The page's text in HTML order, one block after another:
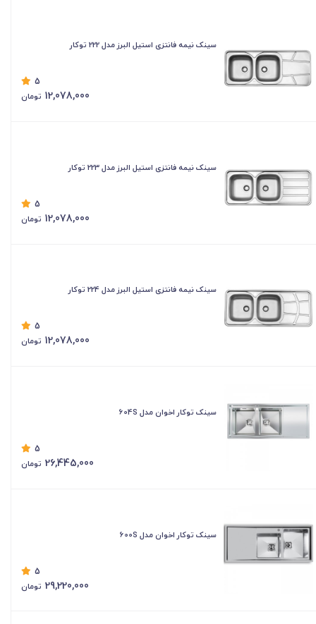
سینک نیمه فانتزی استیل البرز مدل 222 توکار
5
12,078,000 تومان
سینک نیمه فانتزی استیل البرز مدل 223 توکار
5
12,078,000 تومان
سینک نیمه فانتزی استیل البرز مدل 224 توکار
5
12,078,000 تومان
سینک توکار اخوان مدل 604S
5
26,445,000 تومان
سینک توکار اخوان مدل 600S
5
29,220,000 تومان